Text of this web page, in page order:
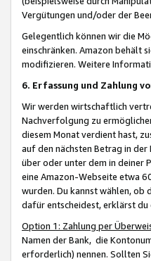
Vergütungen und/oder der
Gelegentlich können wir die
einschränken. Amazon behält
modifizieren. Weitere
6. Erfassung und Zahlung
Wir werden wirtschaftlich
Nachverfolgung zu
diesem Monat verdient hast,
auf den nächsten Betrag in
über oder unter dem in deiner
eine Amazon-Webseite etwa
wurden. Du kannst wählen, ob
dafür entscheidest, erklärst
Option 1: Zahlung per
Namen der Bank, die
erforderlich) nennen. Sollten